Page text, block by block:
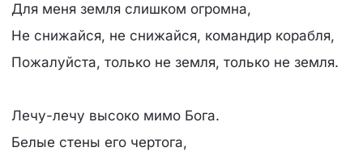
Для меня земля слишком огромна,
Не снижайся, не снижайся, командир корабля,
Пожалуйста, только не земля, только не земля.
Лечу-лечу высоко мимо Бога.
Белые стены его чертога,